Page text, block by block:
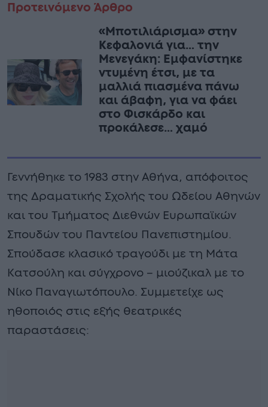
Προτεινόμενο Άρθρο
«Μποτιλιάρισμα» στην
Κεφαλονιά για… την
Μενεγάκη: Εμφανίστηκε
ντυμένη έτσι, με τα
μαλλιά πιασμένα πάνω
και άβαφη, για να φάει
στο Φισκάρδο και
προκάλεσε… χαμό
Γεννήθηκε το 1983 στην Αθήνα, απόφοιτος
της Δραματικής Σχολής του Ωδείου Αθηνών
και του Τμήματος Διεθνών Ευρωπαϊκών
Σπουδών του Παντείου Πανεπιστημίου.
Σπούδασε κλασικό τραγούδι με τη Μάτα
Κατσούλη και σύγχρονο – μιούζικαλ με το
Νίκο Παναγιωτόπουλο. Συμμετείχε ως
ηθοποιός στις εξής θεατρικές
παραστάσεις: